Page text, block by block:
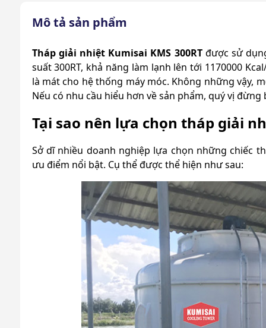
Mô tả sản phẩm
Tháp giải nhiệt Kumisai KMS 300RTđược sử
suất 300RT, khả năng làm lạnh lên tới 1170000
là mát cho hệ thống máy móc. Không những vậy,
Nếu có nhu cầu hiểu hơn về sản phẩm, quý vị
Tại sao nên lựa chọn tháp giải
Sở dĩ nhiều doanh nghiệp lựa chọn những chiếc
ưu điểm nổi bật. Cụ thể được thể hiện như sau: